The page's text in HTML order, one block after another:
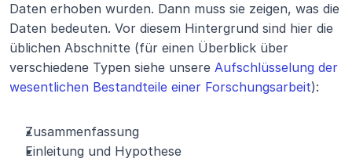
Daten erhoben wurden. Dann muss sie zeigen, was die
Daten bedeuten. Vor diesem Hintergrund sind hier die
üblichen Abschnitte (für einen Überblick über
verschiedene Typen siehe unsere Aufschlüsselung der
wesentlichen Bestandteile einer Forschungsarbeit):
Zusammenfassung
Einleitung und Hypothese